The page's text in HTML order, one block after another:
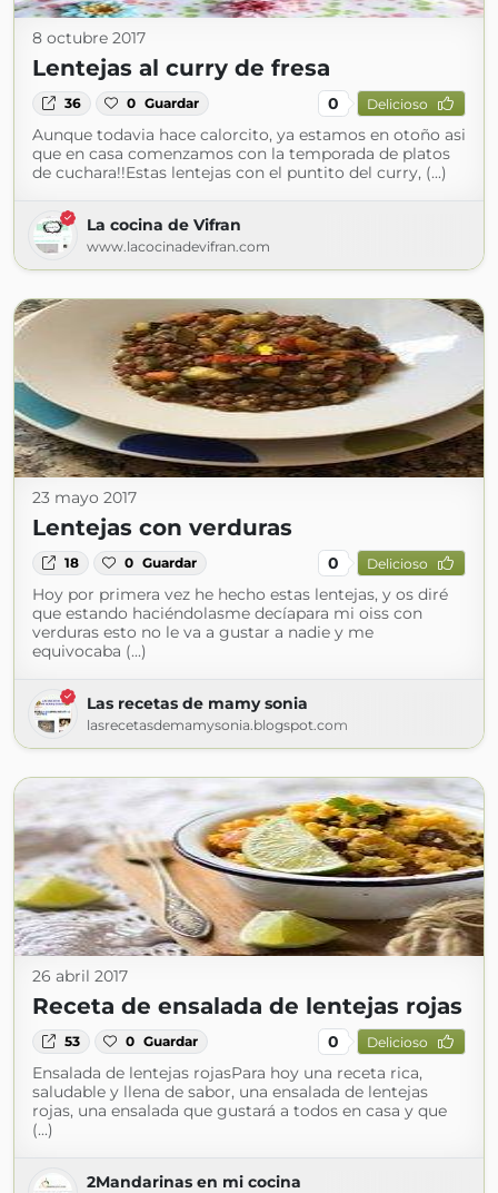
8 octubre 2017
Lentejas al curry de fresa
36 0 Guardar 0 Delicioso
Aunque todavia hace calorcito, ya estamos en otoño asi
que en casa comenzamos con la temporada de platos
de cuchara!!Estas lentejas con el puntito del curry, (...)
La cocina de Vifran
www.lacocinadevifran.com
23 mayo 2017
Lentejas con verduras
18 0 Guardar 0 Delicioso
Hoy por primera vez he hecho estas lentejas, y os diré
que estando haciéndolasme decíapara mi oiss con
verduras esto no le va a gustar a nadie y me
equivocaba (...)
Las recetas de mamy sonia
lasrecetasdemamysonia.blogspot.com
26 abril 2017
Receta de ensalada de lentejas rojas
53 0 Guardar 0 Delicioso
Ensalada de lentejas rojasPara hoy una receta rica,
saludable y llena de sabor, una ensalada de lentejas
rojas, una ensalada que gustará a todos en casa y que
(...)
2Mandarinas en mi cocina